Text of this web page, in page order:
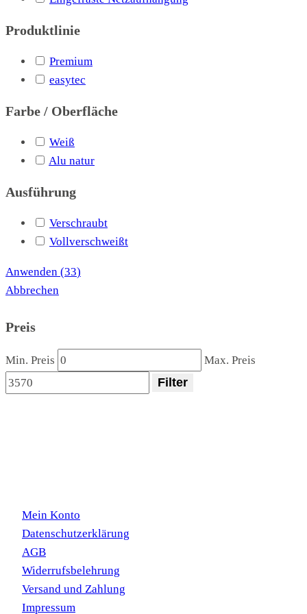
Produktlinie
Premium
easytec
Farbe / Oberfläche
Weiß
Alu natur
Ausführung
Verschraubt
Vollverschweißt
Anwenden (33)
Abbrechen
Preis
Min. Preis Max. Preis
Filter
Mein Konto
Datenschutzerklärung
AGB
Widerrufsbelehrung
Versand und Zahlung
Impressum